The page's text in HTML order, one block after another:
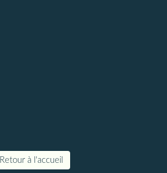
Retour à l'accueil